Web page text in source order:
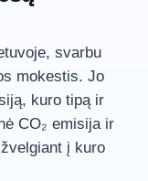
svarbu
mokestis. Jo
kuro tipą ir
CO₂ emisija ir
į kuro